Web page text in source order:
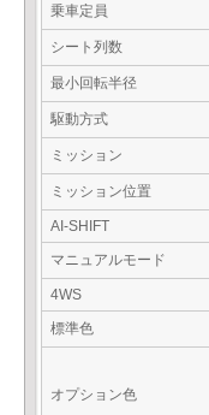
乗車定員
シート列数
最小回転半径
駆動方式
ミッション
ミッション位置
AI-SHIFT
マニュアルモード
4WS
標準色
オプション色